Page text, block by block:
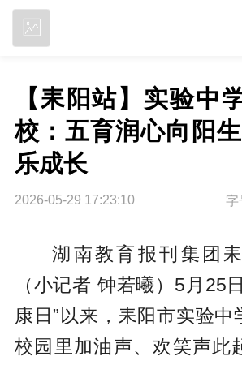
【耒阳站】实验中
校：五育润心向阳
乐成长
2026-05-29 17:23:10 字
湖南教育报刊集团
（小记者 钟若曦） 5月25
康日”以来，耒阳市实验中
校园里加油声、欢笑声此